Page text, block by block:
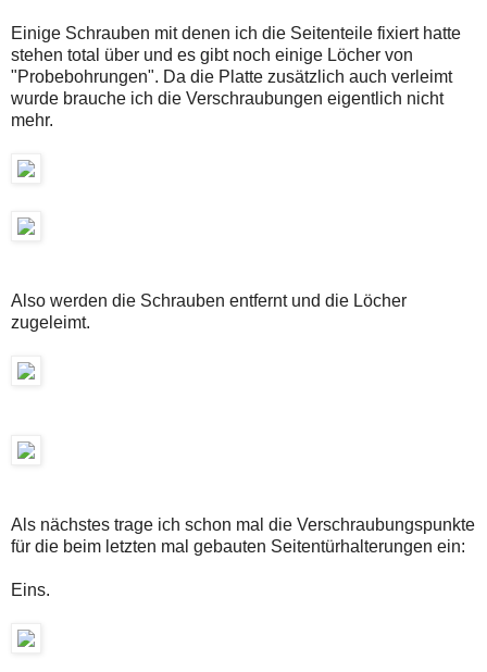
Einige Schrauben mit denen ich die Seitenteile fixiert hatte
stehen total über und es gibt noch einige Löcher von
"Probebohrungen". Da die Platte zusätzlich auch verleimt
wurde brauche ich die Verschraubungen eigentlich nicht
mehr.
Also werden die Schrauben entfernt und die Löcher
zugeleimt.
Als nächstes trage ich schon mal die Verschraubungspunkte
für die beim letzten mal gebauten Seitentürhalterungen ein:
Eins.